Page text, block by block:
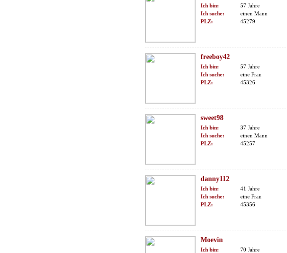
Ich bin:
57 Jahre
Ich suche:
einen Mann
PLZ:
45279
freeboy42
Ich bin:
57 Jahre
Ich suche:
eine Frau
PLZ:
45326
sweet98
Ich bin:
37 Jahre
Ich suche:
einen Mann
PLZ:
45257
danny112
Ich bin:
41 Jahre
Ich suche:
eine Frau
PLZ:
45356
Moevin
Ich bin:
70 Jahre